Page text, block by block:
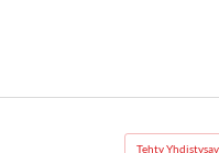
Tehty